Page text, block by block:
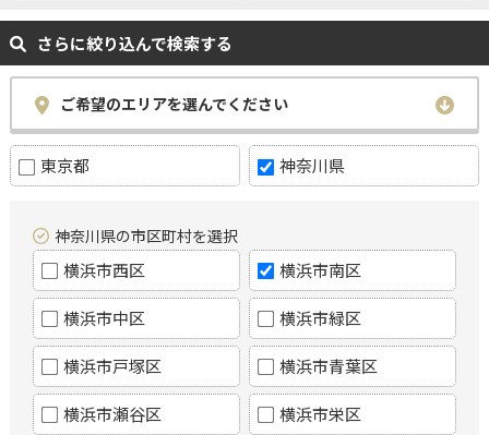
さらに絞り込んで検索する
ご希望のエリアを選んでください
東京都 神奈川県
神奈川県の市区町村を選択
横浜市西区 横浜市南区
横浜市中区 横浜市緑区
横浜市戸塚区 横浜市青葉区
横浜市瀬谷区 横浜市栄区